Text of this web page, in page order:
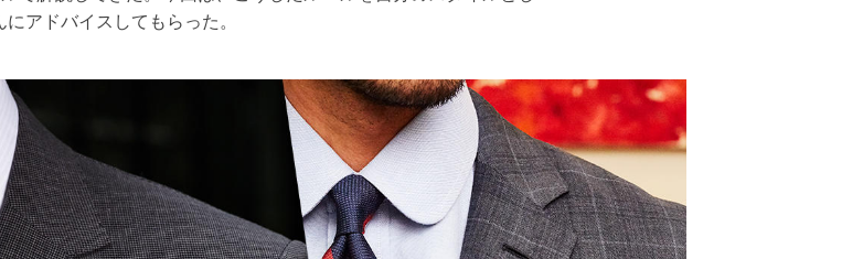
アドバイスしてもらった。